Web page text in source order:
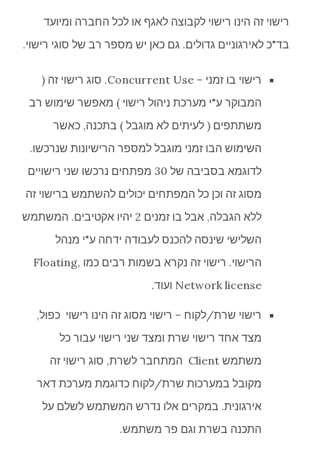
רישוי זה הינו רישוי לקבוצה לאגף או לכל החברה ומיועד
בד"כ לאירגוניים גדולים. גם כאן יש מספר רב של סוגי רישוי.
רישוי בו זמני – Concurrent Use. סוג רישוי זה (
המבוקר ע"י מערכת ניהול רישוי ) מאפשר שימוש רב
משתתפים ( לעיתים לא מוגבל ) בתכנה, כאשר
השימוש הבו זמני מוגבל למספר הרישיונות שנרכשו.
לדוגמא בסביבה של 30 מפתחים נרכשו שני רישויים
מסוג זה וכן כל המפתחים יכולים להשתמש ברישוי זה
ללא הגבלה, אבל בו זמנים 2 יהיו אקטיבים. המשתמש
השלישי שינסה להכנס לעבודה ידחה ע"י מנהל
הרישוי. רישוי זה נקרא בשמות רבים כמו Floating,
Network license ועוד.
רישוי שרת/לקוח – רישוי מסוג זה הינו רישוי כפול,
מצד אחד רישוי שרת ומצד שני רישוי עבור כל
משתמש Client המתחבר לשרת, סוג רישוי זה
מקובל במערכות שרת/לקוח כדוגמת מערכת דאר
אירגונית. במקרים אלו נדרש המשתמש לשלם על
התכנה בשרת וגם פר משתמש.